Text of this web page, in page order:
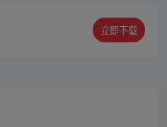
实现与因救他而断臂的杰克
，开始了以成为海盗王为目
立即下载